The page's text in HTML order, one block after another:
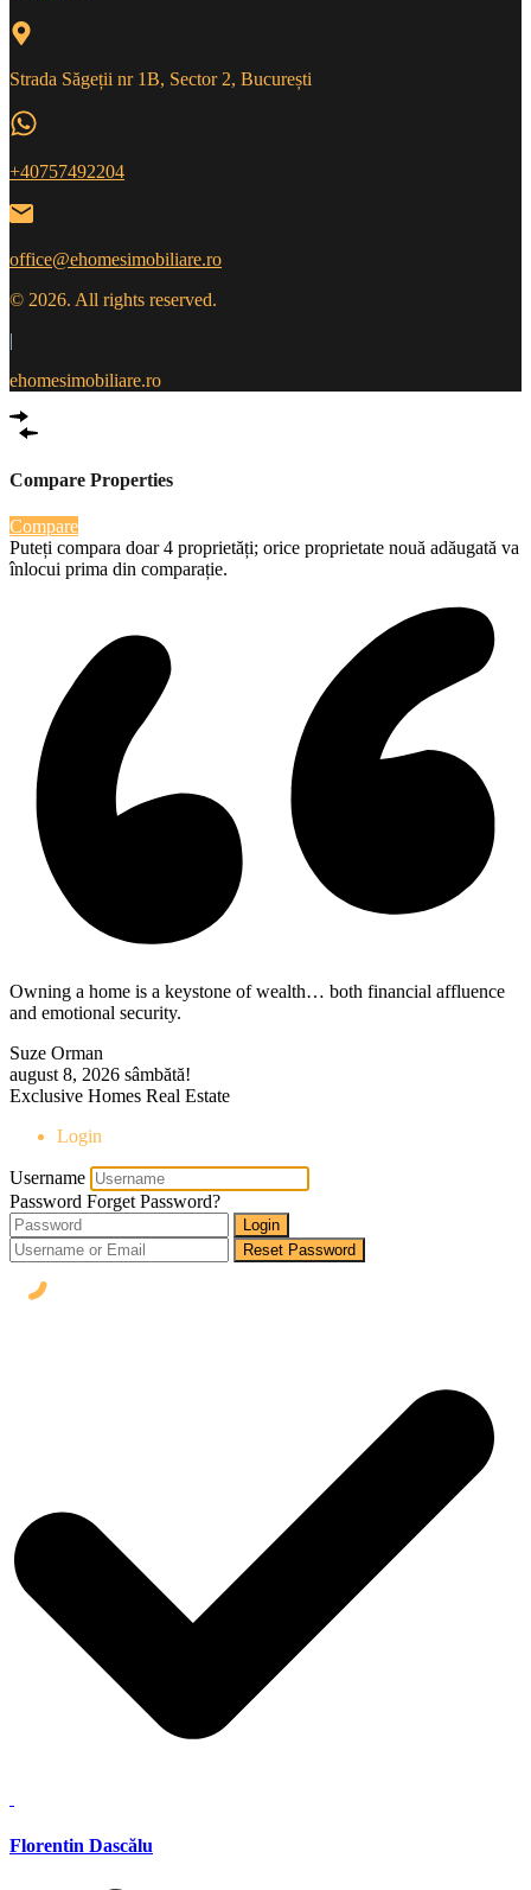
Strada Săgeții nr 1B, Sector 2, București
+40757492204
office@ehomesimobiliare.ro
© 2026. All rights reserved.
|
ehomesimobiliare.ro
Compare Properties
Compare
Puteți compara doar 4 proprietăți; orice proprietate nouă adăugată va
înlocui prima din comparație.
Owning a home is a keystone of wealth… both financial affluence
and emotional security.
Suze Orman
august 8, 2026 sâmbătă!
Exclusive Homes Real Estate
Login
Username
Password Forget Password?
Login
Reset Password
Florentin Dascălu